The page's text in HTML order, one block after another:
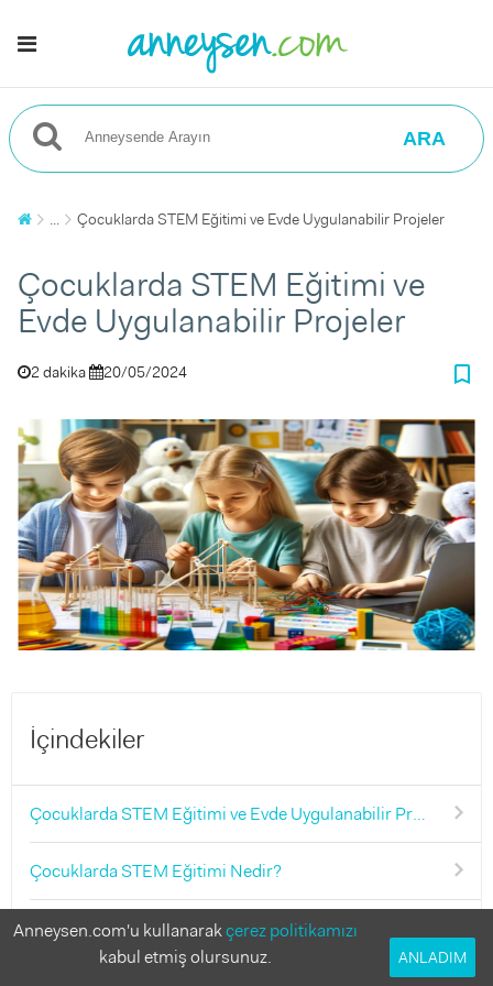
ARA
... Çocuklarda STEM Eğitimi ve Evde Uygulanabilir Projeler
Çocuklarda STEM Eğitimi ve
Evde Uygulanabilir Projeler
2 dakika 20/05/2024 bookmark_border
İçindekiler
Çocuklarda STEM Eğitimi ve Evde Uygulanabilir Projeler
Çocuklarda STEM Eğitimi Nedir?
Evde Uygulanabilir STEM Projeleri
Anneysen.com'u kullanarakçerez politikamızı
kabul etmiş olursunuz.
ANLADIM